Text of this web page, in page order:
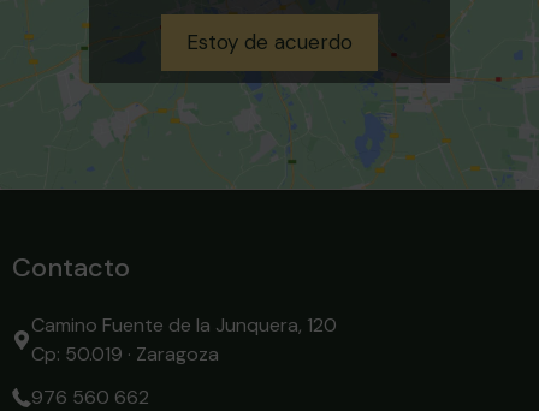
Estoy de acuerdo
Contacto
Camino Fuente de la Junquera, 120
Cp: 50.019 · Zaragoza
976 560 662